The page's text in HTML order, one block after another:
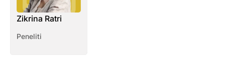
Zikrina Ratri
Peneliti